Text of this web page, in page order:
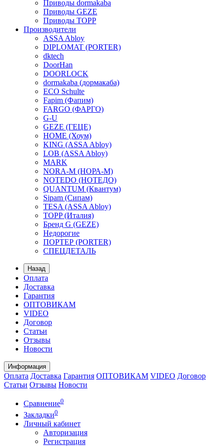
Приводы dormakaba
Приводы GEZE
Приводы TOPP
Производители
ASSA Abloy
DIPLOMAT (PORTER)
dktech
DoorHan
DOORLOCK
dormakaba (дормакаба)
ECO Schulte
Fapim (Фапим)
FARGO (ФАРГО)
G-U
GEZE (ГЕЦЕ)
HOME (Хоум)
KING (ASSA Abloy)
LOB (ASSA Abloy)
MARK
NORA-M (НОРА-М)
NOTEDO (НОТЕДО)
QUANTUM (Квантум)
Sipam (Сипам)
TESA (ASSA Abloy)
TOPP (Италия)
Бренд G (GEZE)
Недорогие
ПОРТЕР (PORTER)
СПЕЦДЕТАЛЬ
Назад
Оплата
Доставка
Гарантия
ОПТОВИКАМ
VIDEO
Договор
Статьи
Отзывы
Новости
Информация
Оплата Доставка Гарантия ОПТОВИКАМ VIDEO Договор
Статьи Отзывы Новости
Сравнение0
Закладки0
Личный кабинет
Авторизация
Регистрация